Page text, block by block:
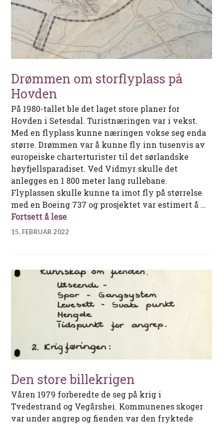
Drømmen om storflyplass på
Hovden
På 1980-tallet ble det laget store planer for
Hovden i Setesdal. Turistnæringen var i vekst.
Med en flyplass kunne næringen vokse seg enda
større. Drømmen var å kunne fly inn tusenvis av
europeiske charterturister til det sørlandske
høyfjellsparadiset. Ved Vidmyr skulle det
anlegges en 1 800 meter lang rullebane.
Flyplassen skulle kunne ta imot fly på størrelse
med en Boeing 737 og prosjektet var estimert å …
Fortsett å leseDrømmen om storflyplass på Hovden
15. FEBRUAR 2022
Den store billekrigen
Våren 1979 forberedte de seg på krig i
Tvedestrand og Vegårshei. Kommunenes skoger
var under angrep og fienden var den fryktede